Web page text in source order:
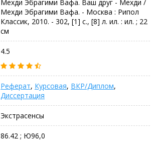
Мехди Эбрагими Вафа. Ваш друг - Мехди /
Мехди Эбрагими Вафа. - Москва : Рипол
Классик, 2010. - 302, [1] c., [8] л. ил. : ил. ; 22
см
4.5
Реферат, Курсовая, ВКР/Диплом,
Диссертация
Экстрасенсы
86.42 ; Ю96,0